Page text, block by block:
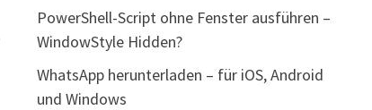
PowerShell-Script ohne Fenster ausführen –
WindowStyle Hidden?
WhatsApp herunterladen – für iOS, Android
und Windows